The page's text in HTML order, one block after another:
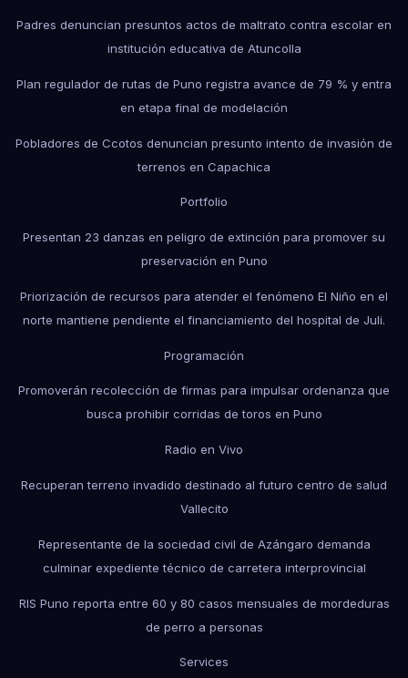
Padres denuncian presuntos actos de maltrato contra escolar en
institución educativa de Atuncolla
Plan regulador de rutas de Puno registra avance de 79 % y entra
en etapa final de modelación
Pobladores de Ccotos denuncian presunto intento de invasión de
terrenos en Capachica
Portfolio
Presentan 23 danzas en peligro de extinción para promover su
preservación en Puno
Priorización de recursos para atender el fenómeno El Niño en el
norte mantiene pendiente el financiamiento del hospital de Juli.
Programación
Promoverán recolección de firmas para impulsar ordenanza que
busca prohibir corridas de toros en Puno
Radio en Vivo
Recuperan terreno invadido destinado al futuro centro de salud
Vallecito
Representante de la sociedad civil de Azángaro demanda
culminar expediente técnico de carretera interprovincial
RIS Puno reporta entre 60 y 80 casos mensuales de mordeduras
de perro a personas
Services